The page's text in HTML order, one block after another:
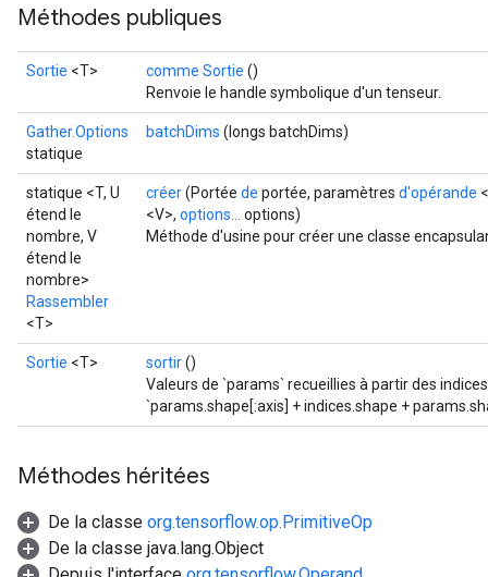
Méthodes publiques
Sortie <T> comme Sortie ()
Renvoie le handle symbolique d'un tenseur.
Gather.Options
statique
batchDims (longs batchDims)
statique <T, U
étend le
nombre, V
étend le
nombre>
Rassembler
<T>
créer(Portée de portée, paramètres d'opérande
<V>, options...
options)
Méthode d'usine pour créer une classe
Sortie <T> sortir()
Valeurs de `params` recueillies à partir des
`params.shape[:axis] + indices.shape +
Méthodes héritées
De la classe org.tensorflow.op.PrimitiveOp
De la classe java.lang.Object